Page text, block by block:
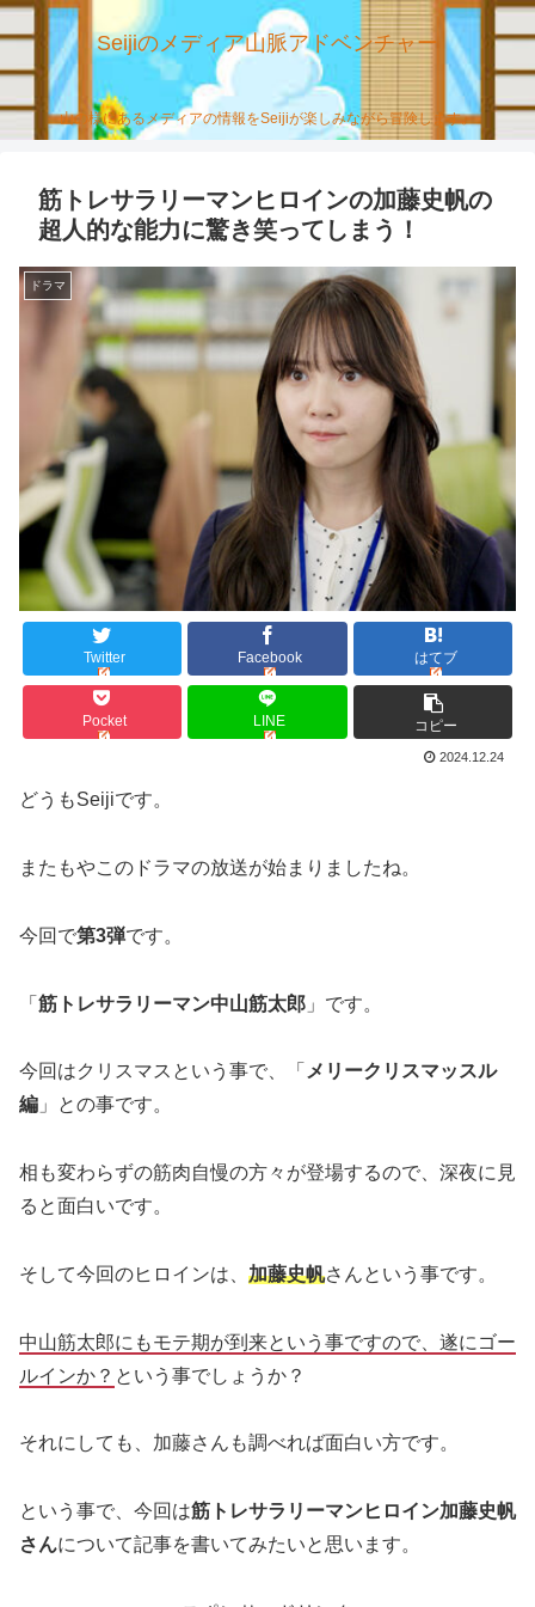
Seijiのメディア山脈アドベンチャー
山の様にあるメディアの情報をSeijiが楽しみながら冒険します。
筋トレサラリーマンヒロインの加藤史帆の
超人的な能力に驚き笑ってしまう！
ドラマ
Twitter Facebook はてブ
Pocket LINE コピー
2024.12.24
どうもSeijiです。
またもやこのドラマの放送が始まりましたね。
今回で第3弾です。
「 筋トレサラリーマン中山筋太郎 」です。
今回はクリスマスという事で、「 メリークリスマッスル
編 」との事です。
相も変わらずの筋肉自慢の方々が登場するので、深夜に見
ると面白いです。
そして今回のヒロインは、 加藤史帆さんという事です。
中山筋太郎にもモテ期が到来という事ですので、遂にゴー
ルインか？ という事でしょうか？
それにしても、加藤さんも調べれば面白い方です。
という事で、今回は筋トレサラリーマンヒロイン加藤史帆
さんについて記事を書いてみたいと思います。